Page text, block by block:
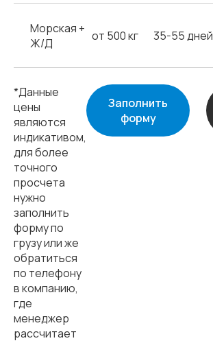
Морская +
Ж/Д
от 500 кг 35-55 дней
*Данные
цены
являются
индикативом,
для более
точного
просчета
нужно
заполнить
форму по
грузу или же
обратиться
по телефону
в компанию,
где
менеджер
рассчитает
Заполнить
форму